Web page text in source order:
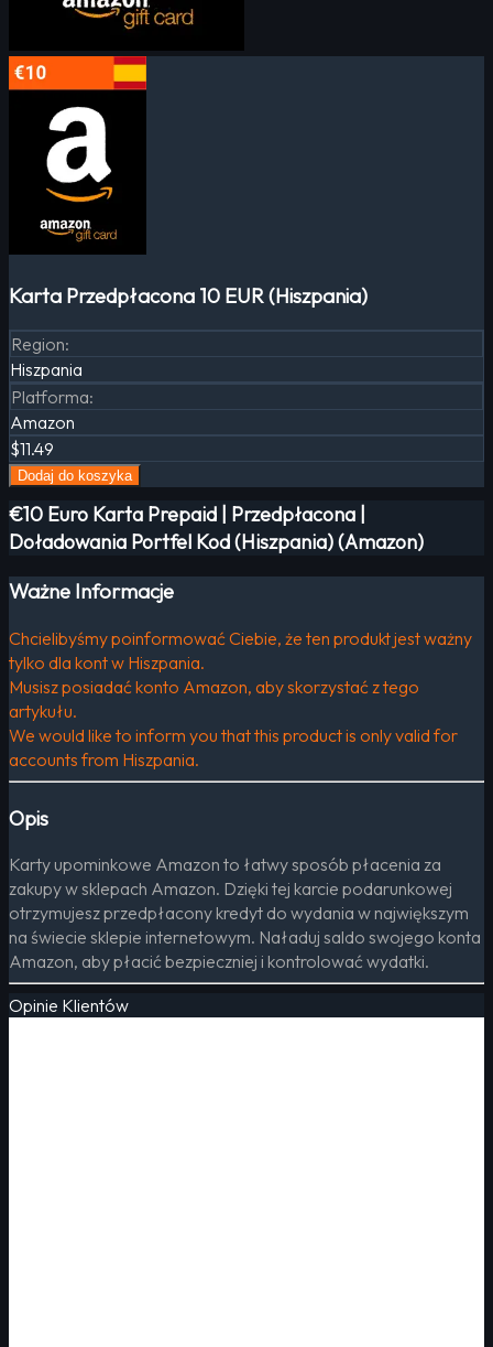
Karta Przedpłacona 10 EUR (Hiszpania)
Region:
Hiszpania
Platforma:
Amazon
$11.49
Dodaj do koszyka
€10 Euro Karta Prepaid | Przedpłacona |
Doładowania Portfel Kod (Hiszpania) (Amazon)
Ważne Informacje
Chcielibyśmy poinformować Ciebie, że ten produkt jest ważny
tylko dla kont w Hiszpania.
Musisz posiadać konto Amazon, aby skorzystać z tego
artykułu.
We would like to inform you that this product is only valid for
accounts from Hiszpania.
Opis
Karty upominkowe Amazon to łatwy sposób płacenia za
zakupy w sklepach Amazon. Dzięki tej karcie podarunkowej
otrzymujesz przedpłacony kredyt do wydania w największym
na świecie sklepie internetowym. Naładuj saldo swojego konta
Amazon, aby płacić bezpieczniej i kontrolować wydatki.
Opinie Klientów